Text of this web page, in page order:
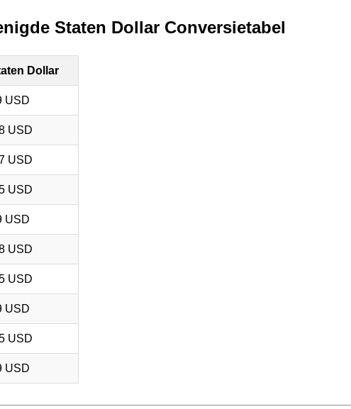
Staten Dollar Conversietabel
Dollar
USD
USD
USD
USD
USD
USD
USD
USD
USD
USD